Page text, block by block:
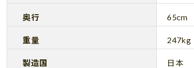
奥行 65cm
重量 247kg
製造国 日本